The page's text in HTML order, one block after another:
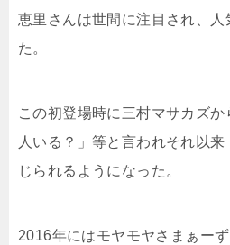
恵里さんは世間に注目され、人
た。
この初登場時に三村マサカズ
人いる？」等と言われそれ以来
じられるようになった。
2016年にはモヤモヤさまぁー